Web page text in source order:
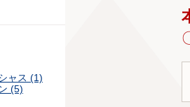
ャス (1)
(5)